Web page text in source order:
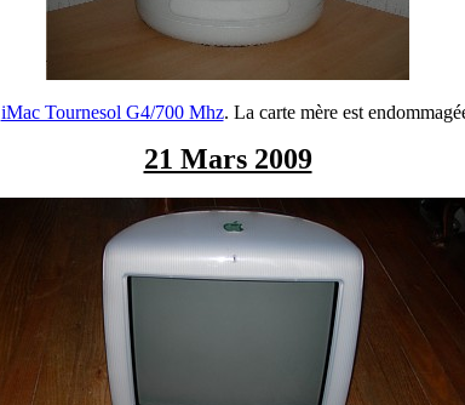
iMac Tournesol G4/700 Mhz. La carte mère est
21 Mars 2009